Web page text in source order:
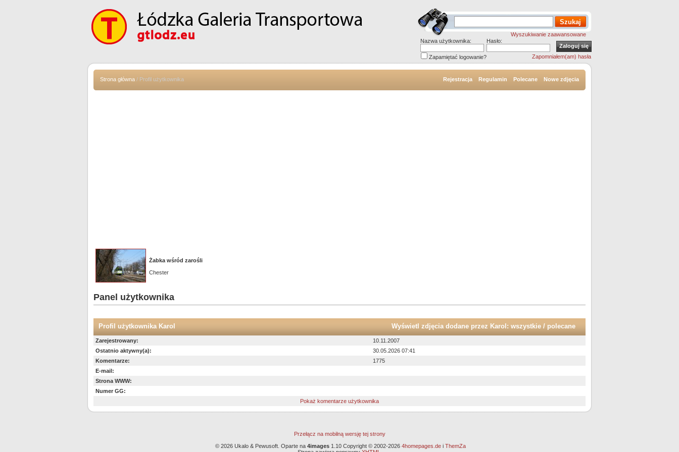
Wyszukiwanie zaawansowane
Nazwa użytkownika:
Hasło:
Zapamiętać logowanie? Zapomniałem(am) hasła
Strona główna / Profil użytkownika Rejestracja Regulamin Polecane Nowe zdjęcia
Żabka wśród zarośli
Chester
Panel użytkownika
Profil użytkownika Karol Wyświetl zdjęcia dodane przez Karol: wszystkie / polecane
Zarejestrowany:
10.11.2007
Ostatnio aktywny(a):
30.05.2026 07:41
Komentarze:
1775
E-mail:
Strona WWW:
Numer GG:
Pokaż komentarze użytkownika
Przełącz na mobilną wersję tej strony
© 2026 Ukalo & Pewusoft. Oparte na 4images1.10 Copyright © 2002-2026 4homepages.dei ThemZa